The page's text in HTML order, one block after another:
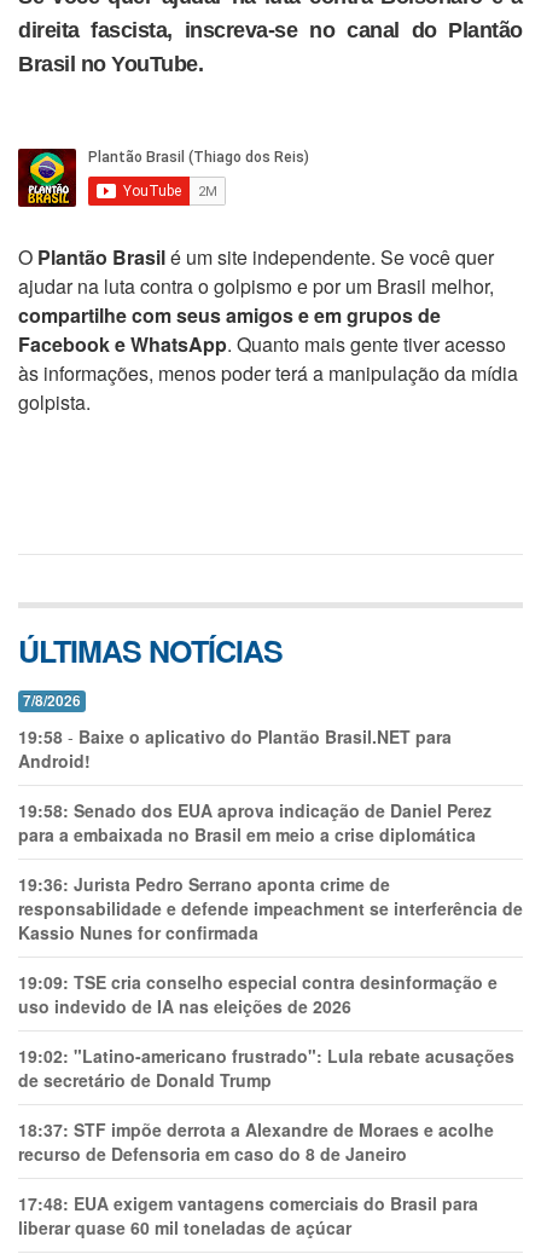
direita fascista, inscreva-se no canal do Plantão
Brasil no YouTube.
O Plantão Brasilé um site independente. Se você quer
ajudar na luta contra o golpismo e por um Brasil melhor,
compartilhe com seus amigos e em grupos de
Facebook e WhatsApp. Quanto mais gente tiver acesso
às informações, menos poder terá a manipulação da mídia
golpista.
ÚLTIMAS NOTÍCIAS
7/8/2026
19:58 - Baixe o aplicativo do Plantão Brasil.NET para
Android!
19:58: Senado dos EUA aprova indicação de Daniel Perez
para a embaixada no Brasil em meio a crise diplomática
19:36: Jurista Pedro Serrano aponta crime de
responsabilidade e defende impeachment se interferência de
Kassio Nunes for confirmada
19:09: TSE cria conselho especial contra desinformação e
uso indevido de IA nas eleições de 2026
19:02: "Latino-americano frustrado": Lula rebate acusações
de secretário de Donald Trump
18:37: STF impõe derrota a Alexandre de Moraes e acolhe
recurso de Defensoria em caso do 8 de Janeiro
17:48: EUA exigem vantagens comerciais do Brasil para
liberar quase 60 mil toneladas de açúcar